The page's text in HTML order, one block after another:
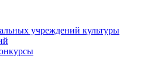
учреждений культуры